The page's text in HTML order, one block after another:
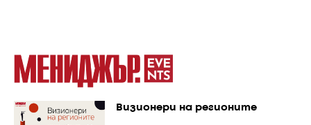
Визионери на регионите